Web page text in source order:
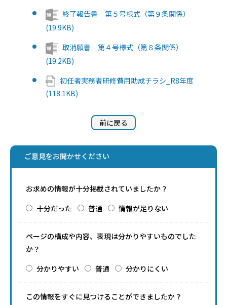
終了報告書 第５号様式（第９条関係）
(19.9KB)
取消願書 第４号様式（第８条関係）
(19.2KB)
初任者実務者研修費用助成チラシ_R8年度
(118.1KB)
前に戻る
ご意見をお聞かせください
お求めの情報が十分掲載されていましたか？
十分だった
普通 情報が足りない
ページの構成や内容、表現は分かりやすいものでした
か？
分かりやすい
普通 分かりにくい
この情報をすぐに見つけることができましたか？